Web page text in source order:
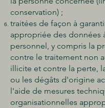
conservation) ;
traitées de façon à
appropriée des données
personnel, y compris la
contre le traitement non
illicite et contre la perte,
ou les dégâts d'origine
l'aide de mesures
organisationnelles